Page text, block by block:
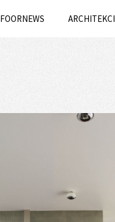
FOORNEWS ARCHITEKCI